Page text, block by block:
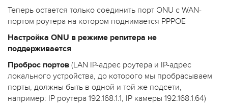
Теперь остается только соединить порт ONU с WAN-
портом роутера на котором поднимается PPPOE
Настройка ONU в режиме репитера не
поддерживается
Проброс портов (LAN IP-адрес роутера и IP-адрес
локального устройства, до которого мы пробрасываем
порты, должны быть в одной и той же подсети,
например: IP роутера 192.168.1.1, IP камеры 192.168.1.64)